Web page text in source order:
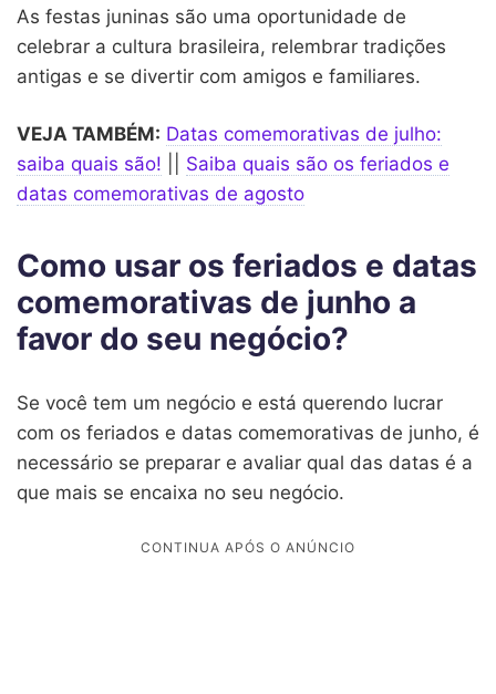
As festas juninas são uma oportunidade de
celebrar a cultura brasileira, relembrar tradições
antigas e se divertir com amigos e familiares.
VEJA TAMBÉM: Datas comemorativas de julho:
saiba quais são!
Saiba quais são os feriados e
datas comemorativas de agosto
Como usar os feriados e datas
comemorativas de junho a
favor do seu negócio?
Se você tem um negócio e está querendo lucrar
com os feriados e datas comemorativas de junho, é
necessário se preparar e avaliar qual das datas é a
que mais se encaixa no seu negócio.